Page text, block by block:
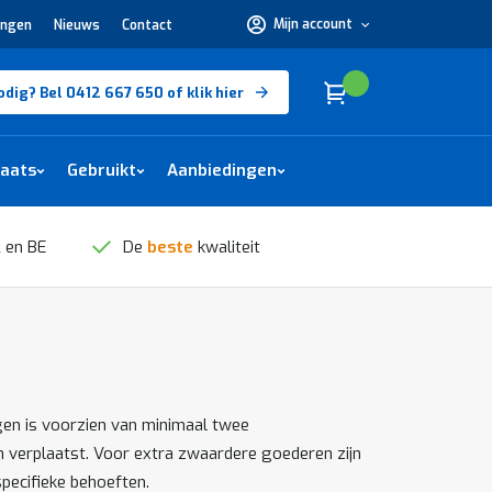
Nieuws Contact Mijn account
nodig?
Bel 0412 667 650 of klik hier Winkelwagen
Cart
Gebruikt Aanbiedingen
BE De beste kwaliteit
is voorzien van minimaal twee
Voor extra zwaardere goederen zijn
behoeften.